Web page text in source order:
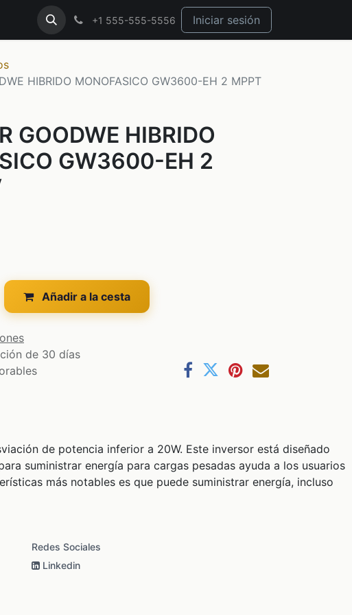
+1 555-555-5556 Iniciar sesión
HIBRIDO MONOFASICO GW3600-EH 2 MPPT
GOODWE HIBRIDO
GW3600-EH 2
Añadir a la cesta
de 30 días
de potencia inferior a 20W. Este inversor está diseñado
suministrar energía para cargas pesadas ayuda a los usuarios
más notables es que puede suministrar energía, incluso
Redes Sociales
Linkedin